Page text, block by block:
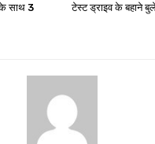
साथ 3
टेस्ट ड्राइव के बहाने